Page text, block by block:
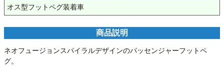
オス型フットペグ装着車
商品説明
ネオフュージョンスパイラルデザインのパッセンジャーフットペ
グ。